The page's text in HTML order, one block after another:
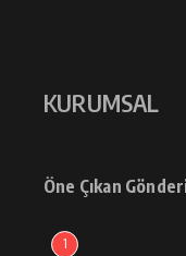
KURUMSAL
Öne Çıkan
1